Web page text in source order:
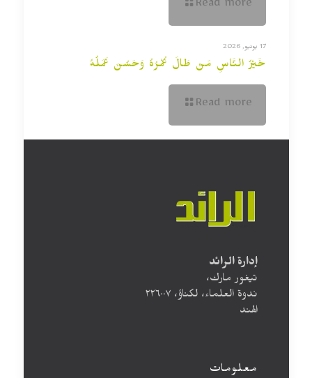
Read more
17 يونيو, 2026
خَيْرُ النَّاسِ مَنْ طَالَ عُمْرُهُ وَحَسُنَ عَمَلُهُ
Read more
إدارة الرائد
تيغور مارك،
ندوة العلماء، لكناؤ، ۲۲٦۰۰۷
الهند
معلومات